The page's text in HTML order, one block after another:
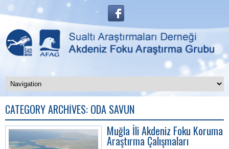
CATEGORY ARCHIVES: ÖDA SAVUN
Muğla İli Akdeniz Foku Koruma
Araştırma Çalışmaları